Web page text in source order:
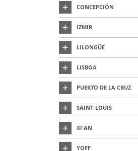
CONCEPCIÓN
IZMIR
LILONGÜE
LISBOA
PUERTO DE LA CRUZ
SAINT-LOUIS
XI'AN
YOFF